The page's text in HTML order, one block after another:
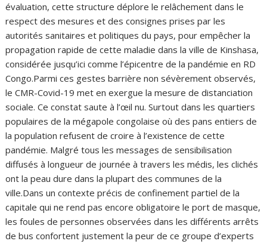
évaluation, cette structure déplore le relâchement dans le
respect des mesures et des consignes prises par les
autorités sanitaires et politiques du pays, pour empêcher la
propagation rapide de cette maladie dans la ville de Kinshasa,
considérée jusqu’ici comme l’épicentre de la pandémie en RD
Congo.Parmi ces gestes barrière non sévèrement observés,
le CMR-Covid-19 met en exergue la mesure de distanciation
sociale. Ce constat saute à l’œil nu. Surtout dans les quartiers
populaires de la mégapole congolaise où des pans entiers de
la population refusent de croire à l’existence de cette
pandémie. Malgré tous les messages de sensibilisation
diffusés à longueur de journée à travers les médis, les clichés
ont la peau dure dans la plupart des communes de la
ville.Dans un contexte précis de confinement partiel de la
capitale qui ne rend pas encore obligatoire le port de masque,
les foules de personnes observées dans les différents arrêts
de bus confortent justement la peur de ce groupe d’experts